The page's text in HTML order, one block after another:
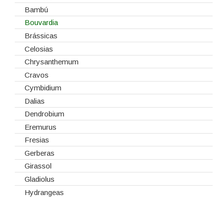
Estruturas
Fitas
Gaiolas
Lanternas
Madeiras
Spray
Tabuleiros/Bases
Telas/Tecidos
Vidros
Bambú
Bouvardia
Brássicas
Celosias
Chrysanthemum
Cravos
Cymbidium
Dalias
Dendrobium
Eremurus
Fresias
Gerberas
Girassol
Gladiolus
Hydrangeas